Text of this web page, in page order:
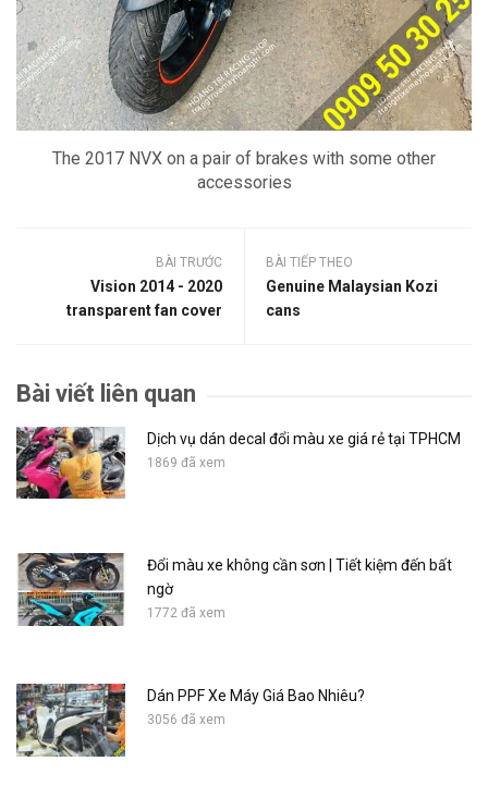
The 2017 NVX on a pair of brakes with some other
accessories
BÀI TRƯỚC
Vision 2014 - 2020
transparent fan cover
BÀI TIẾP THEO
Genuine Malaysian Kozi
cans
Bài viết liên quan
Dịch vụ dán decal đổi màu xe giá rẻ tại TPHCM
1869 đã xem
Đổi màu xe không cần sơn | Tiết kiệm đến bất
ngờ
1772 đã xem
Dán PPF Xe Máy Giá Bao Nhiêu?
3056 đã xem